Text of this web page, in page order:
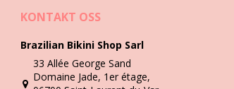
instruksjoner
på den. Et godt stoff materiale er en
KONTAKT OSS
Brazilian Bikini Shop Sarl
33 Allée George Sand
Domaine Jade, 1er étage,